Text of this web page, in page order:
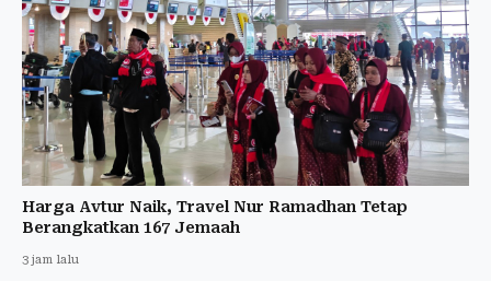
Harga Avtur Naik, Travel Nur Ramadhan Tetap
Berangkatkan 167 Jemaah
3 jam lalu